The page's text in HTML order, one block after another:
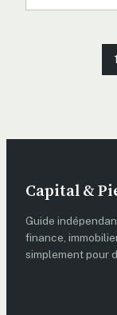
1
Capital &
Guide
finance,
simplement pour